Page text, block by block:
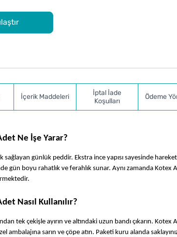
İçerik Maddeleri
İptal İade
Koşulları
Ödeme
Ne İşe Yarar?
sağlayan günlük peddir. Ekstra ince yapısı sayesinde
gün boyu rahatlık ve ferahlık sunar. Aynı zamanda
Nasıl Kullanılır?
tek çekişle ayırın ve altındaki uzun bandı çıkarın. Kotex
ambalajına sarın ve çöpe atın. Paketi kuru alanda